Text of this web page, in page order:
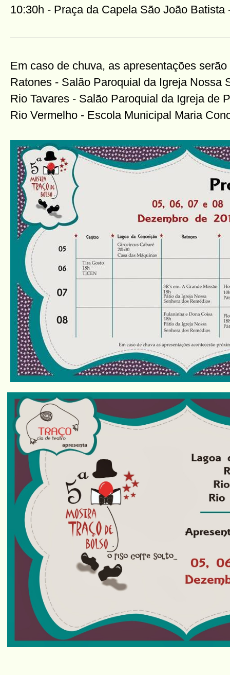
10:30h - Praça da Capela São João Batista
Em caso de chuva, as apresentações
Ratones - Salão Paroquial da Igreja Nossa
Rio Tavares - Salão Paroquial da Igreja de
Rio Vermelho - Escola Municipal Maria